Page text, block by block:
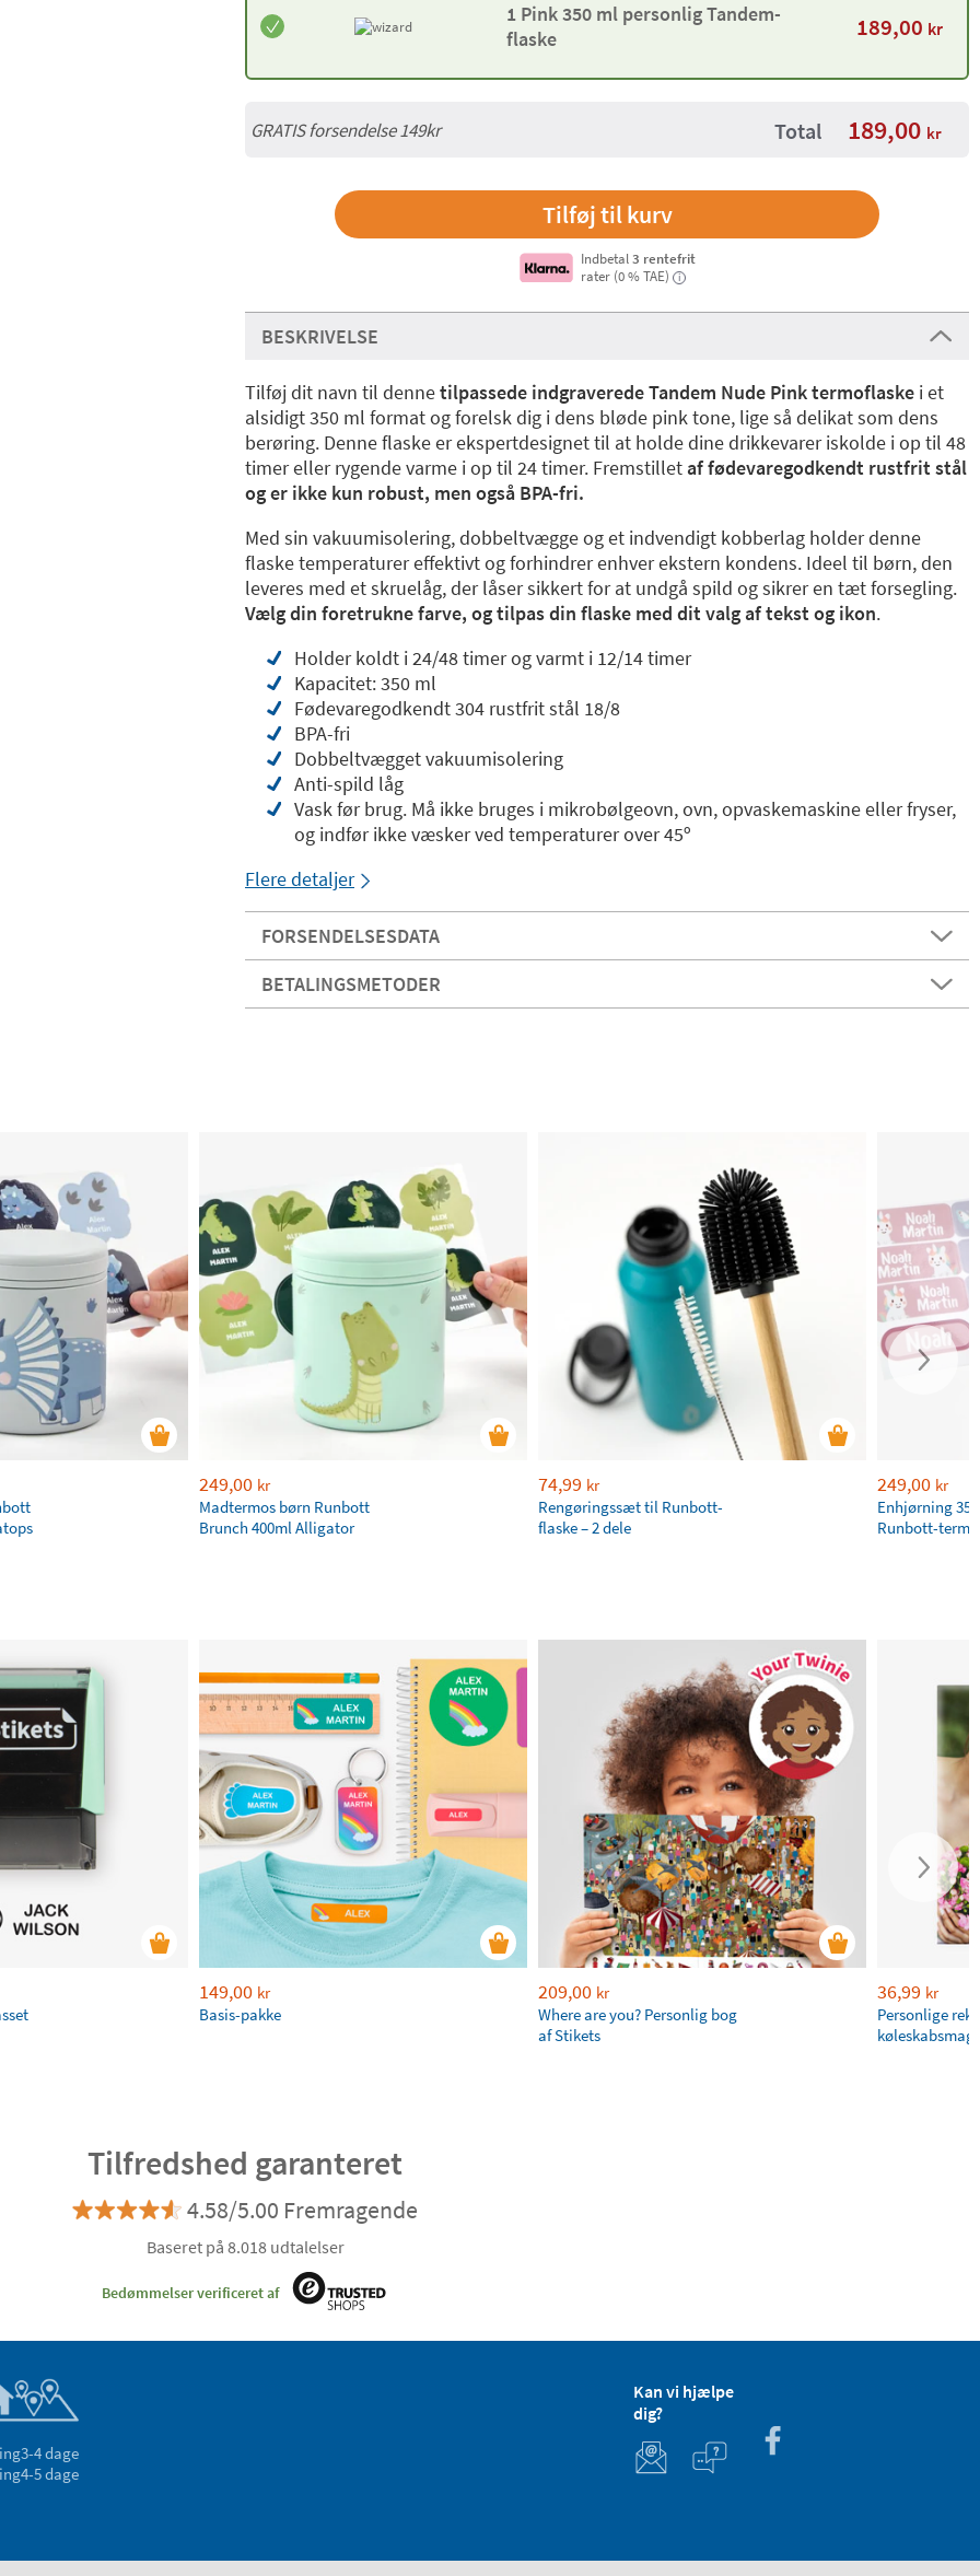
1 Pink 350 ml personlig Tandem-
flaske
189,00 kr
GRATIS forsendelse 149kr Total 189,00 kr
Indbetal3 rentefrit
rater (0 % TAE)
i
BESKRIVELSE
Tilføj dit navn til dennetilpassede indgraverede Tandem Nude Pink termoflaske i et
alsidigt 350 ml format og forelsk dig i dens bløde pink tone, lige så delikat som dens
berøring. Denne flaske er ekspertdesignet til at holde dine drikkevarer iskolde i op til 48
timer eller rygende varme i op til 24 timer. Fremstilletaf fødevaregodkendt rustfrit stål
og er ikke kun robust, men også BPA-fri.
Med sin vakuumisolering, dobbeltvægge og et indvendigt kobberlag holder denne
flaske temperaturer effektivt og forhindrer enhver ekstern kondens. Ideel til børn, den
leveres med et skruelåg, der låser sikkert for at undgå spild og sikrer en tæt forsegling.
Vælg din foretrukne farve, og tilpas din flaske med dit valg af tekst og ikon.
Holder koldt i 24/48 timer og varmt i 12/14 timer
Kapacitet: 350 ml
Fødevaregodkendt 304 rustfrit stål 18/8
BPA-fri
Dobbeltvægget vakuumisolering
Anti-spild låg
Vask før brug. Må ikke bruges i mikrobølgeovn, ovn, opvaskemaskine eller fryser,
og indfør ikke væsker ved temperaturer over 45º
Flere detaljer
FORSENDELSESDATA
BETALINGSMETODER
249,00 kr
Madtermos børn Runbott
Brunch 400ml Alligator
74,99 kr
Rengøringssæt til Runbott-
flaske – 2 dele
249,00 kr
Enhjørning
Runbott-
149,00 kr
Basis-pakke
209,00 kr
Where are you? Personlig bog
af Stikets
36,99 kr
Personlige
Tilfredshed garanteret
4.58/5.00 Fremragende
Baseret på 8.018 udtalelser
Bedømmelser verificeret af
3-4 dage
4-5 dage
Kan vi hjælpe
dig?